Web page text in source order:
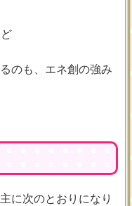
のも、エネ創の強み
に次のとおりになり